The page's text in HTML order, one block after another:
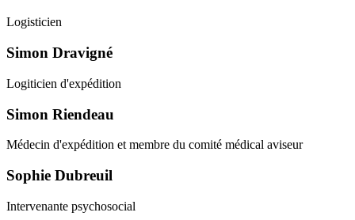
Logisticien
Simon Dravigné
Logiticien d'expédition
Simon Riendeau
Médecin d'expédition et membre du comité médical aviseur
Sophie Dubreuil
Intervenante psychosocial